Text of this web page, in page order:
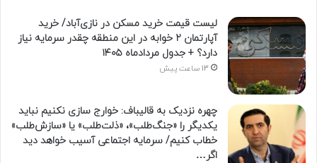
لیست قیمت خرید مسکن در نازی‌آباد/ خرید
آپارتمان ۲ خوابه در این منطقه چقدر سرمایه نیاز
دارد؟ + جدول مردادماه ۱۴۰۵
13 ساعت پیش
چهره نزدیک به قالیباف: خوارج سازی نکنیم نباید
یکدیگر را «جنگ‌طلب»، «ذلت‌طلب» یا «سازش‌طلب»
خطاب کنیم/ سرمایه اجتماعی آسیب خواهد دید
اگر…